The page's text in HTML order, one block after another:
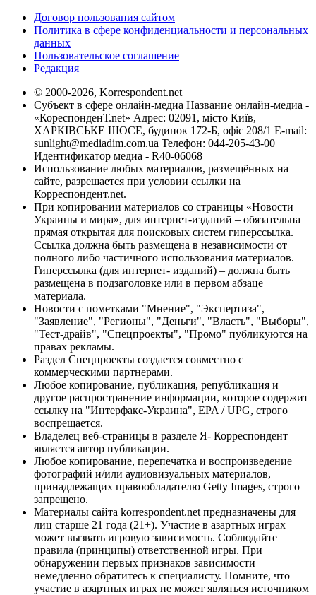
Договор пользования сайтом
Политика в сфере конфиденциальности и персональных
данных
Пользовательское соглашение
Редакция
© 2000-2026, Korrespondent.net
Субъект в сфере онлайн-медиа Название онлайн-медиа -
«КореспонденТ.net» Адрес: 02091, місто Київ,
ХАРКІВСЬКЕ ШОСЕ, будинок 172-Б, офіс 208/1 E-mail:
sunlight@mediadim.com.ua Телефон: 044-205-43-00
Идентификатор медиа - R40-06068
Использование любых материалов, размещённых на
сайте, разрешается при условии ссылки на
Корреспондент.net.
При копировании материалов со страницы «Новости
Украины и мира», для интернет-изданий – обязательна
прямая открытая для поисковых систем гиперссылка.
Ссылка должна быть размещена в независимости от
полного либо частичного использования материалов.
Гиперссылка (для интернет- изданий) – должна быть
размещена в подзаголовке или в первом абзаце
материала.
Новости с пометками "Мнение", "Экспертиза",
"Заявление", "Регионы", "Деньги", "Власть", "Выборы",
"Тест-драйв", "Спецпроекты", "Промо" публикуются на
правах рекламы.
Раздел Спецпроекты создается совместно с
коммерческими партнерами.
Любое копирование, публикация, републикация и
другое распространение информации, которое содержит
ссылку на "Интерфакс-Украина", EPA / UPG, строго
воспрещается.
Владелец веб-страницы в разделе Я- Корреспондент
является автор публикации.
Любое копирование, перепечатка и воспроизведение
фотографий и/или аудиовизуальных материалов,
принадлежащих правообладателю Getty Images, строго
запрещено.
Материалы сайта korrespondent.net предназначены для
лиц старше 21 года (21+). Участие в азартных играх
может вызвать игровую зависимость. Соблюдайте
правила (принципы) ответственной игры. При
обнаружении первых признаков зависимости
немедленно обратитесь к специалисту. Помните, что
участие в азартных играх не может являться источником